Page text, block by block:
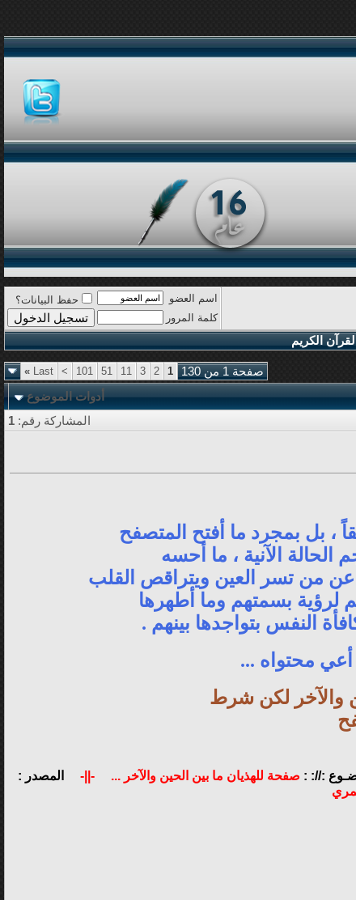
اسم العضو
حفظ البيانات؟
كلمة المرور
القرآن الكريم
صفحة 1 من 130 1
2
3
11
51
101
>
Last
»
أدوات الموضوع
المشاركة رقم: 1
، بل بمجرد ما أفتح المتصفح
الحالة الآنية ، ما أحسه
عن من تسر العين ويتراقص القلب
لرؤية بسمتهم وما أطهرها
النفس بتواجدها بينهم .
أعي محتواه ...
والآخر لكن شرط
://: : صفحة للهذيان ما بين الحين والآخر ... -||-
المصدر :